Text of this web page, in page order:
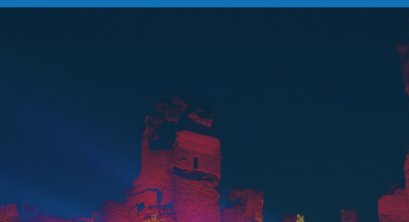
Tecnica e tanto altro per
eventi aziendali di ogni tipo
NT studio SRL: il partner completo e
professionale